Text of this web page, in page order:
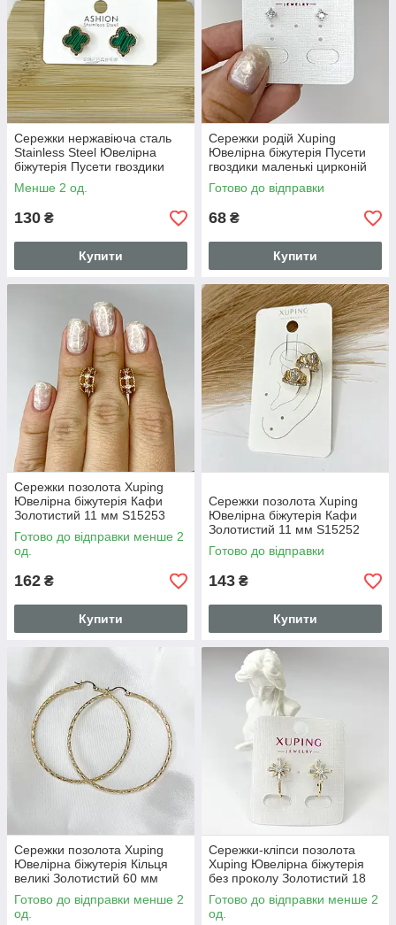
Сережки нержавіюча сталь
Stainless Steel Ювелірна
біжутерія Пусети гвоздики
Золотистий 12 мм S15256
Менше 2 од.
130 ₴
Купити
Сережки родій Xuping
Ювелірна біжутерія Пусети
гвоздики маленькі цирконій
Сріблястий 3.5 мм S15255
Готово до відправки
68 ₴
Купити
Сережки позолота Xuping
Ювелірна біжутерія Кафи
Золотистий 11 мм S15253
Готово до відправки менше 2
од.
162 ₴
Купити
Сережки позолота Xuping
Ювелірна біжутерія Кафи
Золотистий 11 мм S15252
Готово до відправки
143 ₴
Купити
Сережки позолота Xuping
Ювелірна біжутерія Кільця
великі Золотистий 60 мм
S15251
Готово до відправки менше 2
од.
Сережки-кліпси позолота
Xuping Ювелірна біжутерія
без проколу Золотистий 18
мм S15246
Готово до відправки менше 2
од.